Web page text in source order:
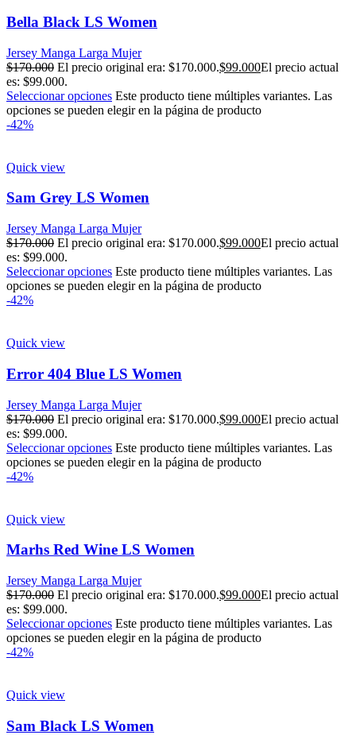
Bella Black LS Women
Jersey Manga Larga Mujer
$170.000 El precio original era: $170.000.$99.000El precio actual
es: $99.000.
Seleccionar opciones Este producto tiene múltiples variantes. Las
opciones se pueden elegir en la página de producto
-42%
Quick view
Sam Grey LS Women
Jersey Manga Larga Mujer
$170.000 El precio original era: $170.000.$99.000El precio actual
es: $99.000.
Seleccionar opciones Este producto tiene múltiples variantes. Las
opciones se pueden elegir en la página de producto
-42%
Quick view
Error 404 Blue LS Women
Jersey Manga Larga Mujer
$170.000 El precio original era: $170.000.$99.000El precio actual
es: $99.000.
Seleccionar opciones Este producto tiene múltiples variantes. Las
opciones se pueden elegir en la página de producto
-42%
Quick view
Marhs Red Wine LS Women
Jersey Manga Larga Mujer
$170.000 El precio original era: $170.000.$99.000El precio actual
es: $99.000.
Seleccionar opciones Este producto tiene múltiples variantes. Las
opciones se pueden elegir en la página de producto
-42%
Quick view
Sam Black LS Women